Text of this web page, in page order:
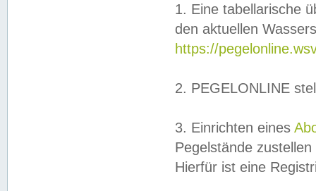
1. Eine tabellarische
den aktuellen
https://
2. PEGELONLINE
3. Einrichten eines
Pegelstände
Hierfür ist eine